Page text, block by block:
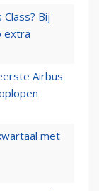
Bij
extra
Airbus
met